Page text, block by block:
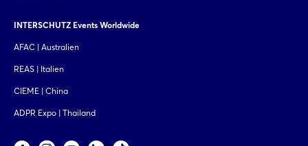
INTERSCHUTZ Events Worldwide
AFAC | Australien
REAS | Italien
CIEME | China
ADPR Expo | Thailand